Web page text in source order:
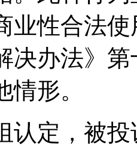
业性合法
决办法》
形。
认定，被